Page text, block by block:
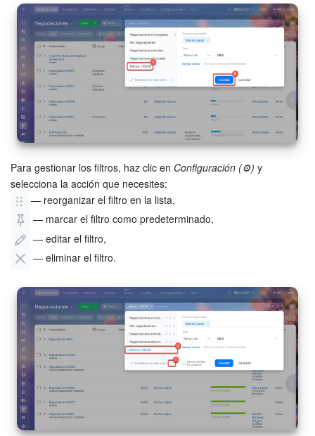
Para gestionar los filtros, haz clic en Configuración (⚙️) y
selecciona la acción que necesites:
— reorganizar el filtro en la lista,
— marcar el filtro como predeterminado,
— editar el filtro,
— eliminar el filtro.